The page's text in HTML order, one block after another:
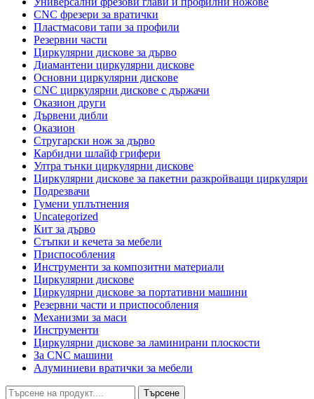
CNC фрезери за вратички
Пластмасови тапи за профили
Резервни части
Циркулярни дискове за дърво
Диамантени циркулярни дискове
Основни циркулярни дискове
CNC циркулярни дискове с държачи
Оказион други
Дървени дибли
Оказион
Стругарски нож за дърво
Карбидни шлайф грифери
Ултра тънки циркулярни дискове
Циркулярни дискове за пакетни разкройващи циркуляри
Подрезвачи
Гумени уплътнения
Uncategorized
Кит за дърво
Стъпки и кечета за мебели
Приспособления
Инструменти за композитни материали
Циркулярни дискове
Циркулярни дискове за портативни машини
Резервни части и приспособления
Механизми за маси
Инструменти
Циркулярни дискове за ламинирани плоскости
За CNC машини
Алуминиеви вратички за мебели
Търсене